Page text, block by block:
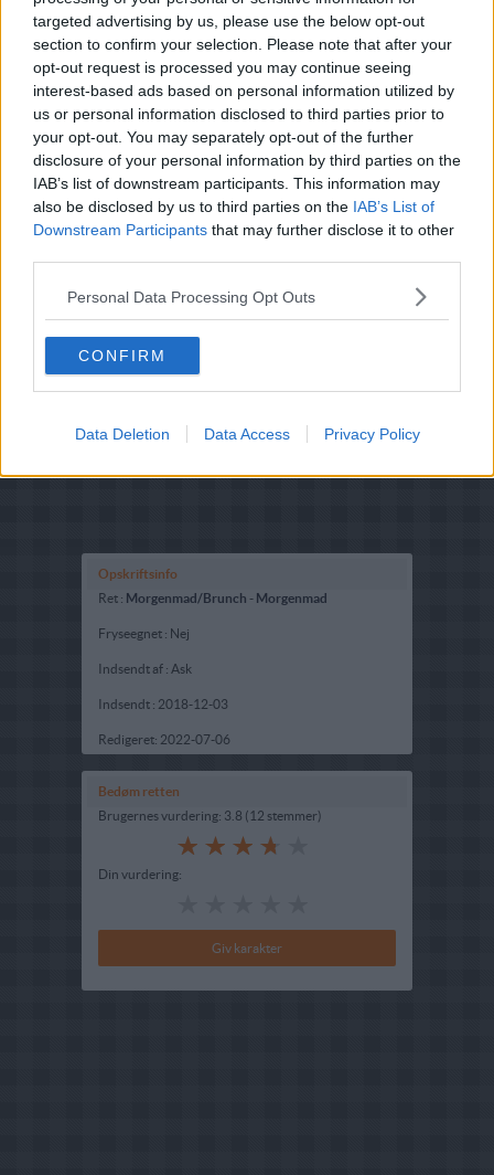
targeted advertising by us, please use the below opt-out
section to confirm your selection. Please note that after your
opt-out request is processed you may continue seeing
interest-based ads based on personal information utilized by
us or personal information disclosed to third parties prior to
your opt-out. You may separately opt-out of the further
disclosure of your personal information by third parties on the
IAB’s list of downstream participants. This information may
also be disclosed by us to third parties on the IAB’s List of
Downstream Participants that may further disclose it to other
Personal Data Processing Opt Outs
CONFIRM
Data Deletion Data Access Privacy Policy
Skær en avocado i skiver.
Smør hver brød med friskost, læg skiver af avocado
over, læg en skive laks på, og slut af med et pocheret
æg. Server med babyspinaten, toppet med avocado
salaten, og de smørstegte asparges.
Opskriftsinfo
Ret : Morgenmad/Brunch - Morgenmad
Fryseegnet : Nej
Indsendt af : Ask
Indsendt : 2018-12-03
Redigeret: 2022-07-06
Bedøm retten
Brugernes vurdering: 3.8 (12 stemmer)
Din vurdering: